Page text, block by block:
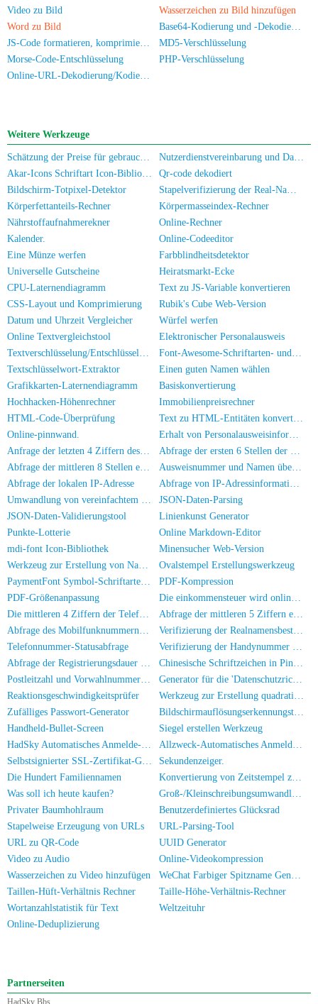
Video zu Bild
Wasserzeichen zu Bild hinzufügen
Word zu Bild
Base64-Kodierung und -Dekodierung
JS-Code formatieren, komprimieren, verschlüsseln/verwirren
MD5-Verschlüsselung
Morse-Code-Entschlüsselung
PHP-Verschlüsselung
Online-URL-Dekodierung/Kodierung
Weitere Werkzeuge
Schätzung der Preise für gebrauchte Computers/Handys
Nutzerdienstvereinbarung und Datenschutzrichtlinie
Akar-Icons Schriftart Icon-Bibliothek
Qr-code dekodiert
Bildschirm-Totpixel-Detektor
Stapelverifizierung der Real-Name-Authentifizierung für Mobilnummern/Ausweiskarten
Körperfettanteils-Rechner
Körpermasseindex-Rechner
Nährstoffaufnahmerekner
Online-Rechner
Kalender.
Online-Codeeditor
Eine Münze werfen
Farbblindheitsdetektor
Universelle Gutscheine
Heiratsmarkt-Ecke
CPU-Laternendiagramm
Text zu JS-Variable konvertieren
CSS-Layout und Komprimierung
Rubik's Cube Web-Version
Datum und Uhrzeit Vergleicher
Würfel werfen
Online Textvergleichstool
Elektronischer Personalausweis
Textverschlüsselung/Entschlüsselung
Font-Awesome-Schriftarten- und Symbolbibliothek
Textschlüsselwort-Extraktor
Einen guten Namen wählen
Grafikkarten-Laternendiagramm
Basiskonvertierung
Hochhacken-Höhenrechner
Immobilienpreisrechner
HTML-Code-Überprüfung
Text zu HTML-Entitäten konvertieren
Online-pinnwand.
Erhalt von Personalausweisinformationen
Anfrage der letzten 4 Ziffern des Personalausweises
Abfrage der ersten 6 Stellen der Personalausweiskennung
Abfrage der mittleren 8 Stellen eines Personalausweises
Ausweisnummer und Namen überprüfen
Abfrage der lokalen IP-Adresse
Abfrage von IP-Adressinformationen
Umwandlung von vereinfachtem zu traditionellem Chinesisch
JSON-Daten-Parsing
JSON-Daten-Validierungstool
Linienkunst Generator
Punkte-Lotterie
Online Markdown-Editor
mdi-font Icon-Bibliothek
Minensucher Web-Version
Werkzeug zur Erstellung von Namensstempeln
Ovalstempel Erstellungswerkzeug
PaymentFont Symbol-Schriftarten Bibliothek
PDF-Kompression
PDF-Größenanpassung
Die einkommensteuer wird online berechnet
Die mittleren 4 Ziffern der Telefonnummer abfragen
Abfrage der mittleren 5 Ziffern einer Telefonnummer
Abfrage des Mobilfunknummern-Herkunftsorts
Verifizierung der Realnamensbestätigung für die Handynummer
Telefonnummer-Statusabfrage
Verifizierung der Handynummer und des Namens
Abfrage der Registrierungsdauer einer Mobilnummer
Chinesische Schriftzeichen in Pinyin umwandeln
Postleitzahl und Vorwahlnummer Suche
Generator für die 'Datenschutzrichtlinie' einer App
Reaktionsgeschwindigkeitsprüfer
Werkzeug zur Erstellung quadratischer Stempel
Zufälliges Passwort-Generator
Bildschirmauflösungserkennungstool
Handheld-Bullet-Screen
Siegel erstellen Werkzeug
HadSky Automatisches Anmelde-Werkzeug
Allzweck-Automatisches Anmelde-Werkzeug
Selbstsignierter SSL-Zertifikat-Generator
Sekundenzeiger.
Die Hundert Familiennamen
Konvertierung von Zeitstempel zu Datum/Uhrzeit
Was soll ich heute kaufen?
Groß-/Kleinschreibungsumwandlung
Privater Baumhohlraum
Benutzerdefiniertes Glücksrad
Stapelweise Erzeugung von URLs
URL-Parsing-Tool
URL zu QR-Code
UUID Generator
Video zu Audio
Online-Videokompression
Wasserzeichen zu Video hinzufügen
WeChat Farbiger Spitzname Generator
Taillen-Hüft-Verhältnis Rechner
Taille-Höhe-Verhältnis-Rechner
Wortanzahlstatistik für Text
Weltzeituhr
Online-Deduplizierung
Partnerseiten
HadSky Bbs